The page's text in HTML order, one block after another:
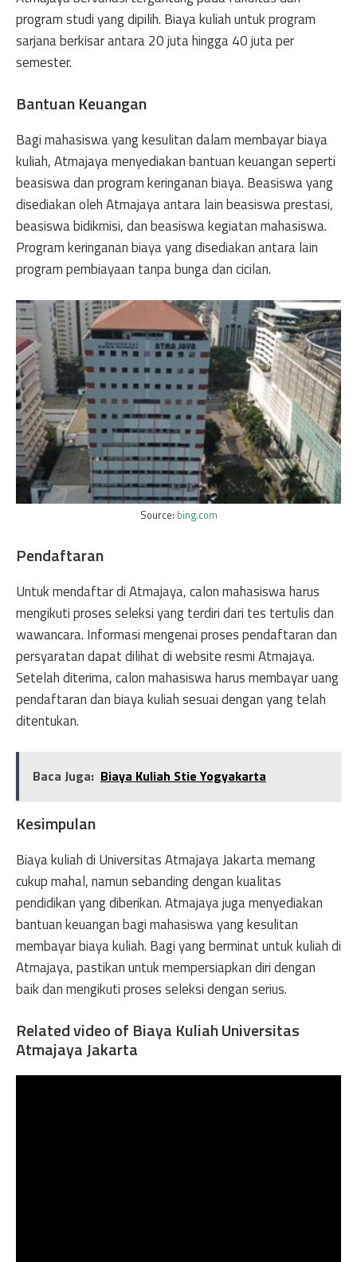
program studi yang dipilih. Biaya kuliah untuk program
sarjana berkisar antara 20 juta hingga 40 juta per
semester.
Bantuan Keuangan
Bagi mahasiswa yang kesulitan dalam membayar biaya
kuliah, Atmajaya menyediakan bantuan keuangan seperti
beasiswa dan program keringanan biaya. Beasiswa yang
disediakan oleh Atmajaya antara lain beasiswa prestasi,
beasiswa bidikmisi, dan beasiswa kegiatan mahasiswa.
Program keringanan biaya yang disediakan antara lain
program pembiayaan tanpa bunga dan cicilan.
Source: bing.com
Pendaftaran
Untuk mendaftar di Atmajaya, calon mahasiswa harus
mengikuti proses seleksi yang terdiri dari tes tertulis dan
wawancara. Informasi mengenai proses pendaftaran dan
persyaratan dapat dilihat di website resmi Atmajaya.
Setelah diterima, calon mahasiswa harus membayar uang
pendaftaran dan biaya kuliah sesuai dengan yang telah
ditentukan.
Baca Juga: Biaya Kuliah Stie Yogyakarta
Kesimpulan
Biaya kuliah di Universitas Atmajaya Jakarta memang
cukup mahal, namun sebanding dengan kualitas
pendidikan yang diberikan. Atmajaya juga menyediakan
bantuan keuangan bagi mahasiswa yang kesulitan
membayar biaya kuliah. Bagi yang berminat untuk kuliah di
Atmajaya, pastikan untuk mempersiapkan diri dengan
baik dan mengikuti proses seleksi dengan serius.
Related video of Biaya Kuliah Universitas
Atmajaya Jakarta